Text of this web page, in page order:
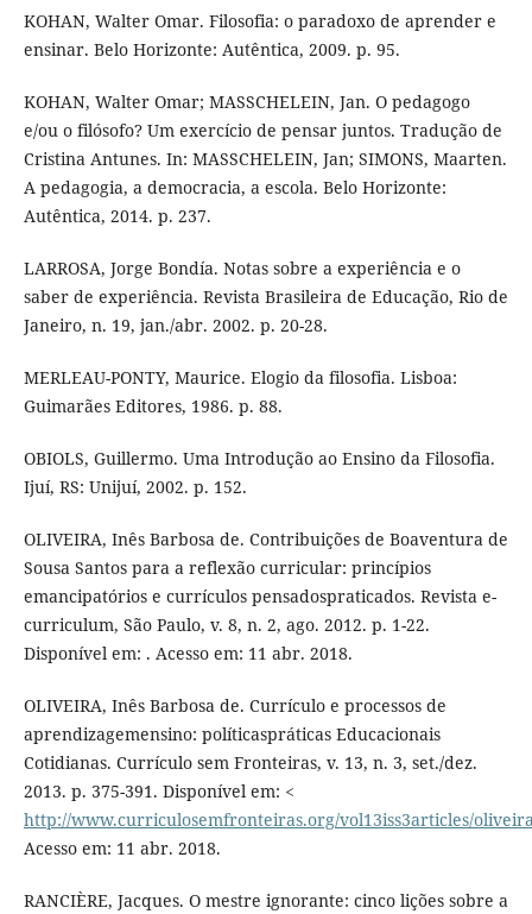
KOHAN, Walter Omar. Filosofia: o paradoxo de aprender e
ensinar. Belo Horizonte: Autêntica, 2009. p. 95.
KOHAN, Walter Omar; MASSCHELEIN, Jan. O pedagogo
e/ou o filósofo? Um exercício de pensar juntos. Tradução de
Cristina Antunes. In: MASSCHELEIN, Jan; SIMONS, Maarten.
A pedagogia, a democracia, a escola. Belo Horizonte:
Autêntica, 2014. p. 237.
LARROSA, Jorge Bondía. Notas sobre a experiência e o
saber de experiência. Revista Brasileira de Educação, Rio de
Janeiro, n. 19, jan./abr. 2002. p. 20-28.
MERLEAU-PONTY, Maurice. Elogio da filosofia. Lisboa:
Guimarães Editores, 1986. p. 88.
OBIOLS, Guillermo. Uma Introdução ao Ensino da Filosofia.
Ijuí, RS: Unijuí, 2002. p. 152.
OLIVEIRA, Inês Barbosa de. Contribuições de Boaventura de
Sousa Santos para a reflexão curricular: princípios
emancipatórios e currículos pensadospraticados. Revista e-
curriculum, São Paulo, v. 8, n. 2, ago. 2012. p. 1-22.
Disponível em: . Acesso em: 11 abr. 2018.
OLIVEIRA, Inês Barbosa de. Currículo e processos de
aprendizagemensino: políticaspráticas Educacionais
Cotidianas. Currículo sem Fronteiras, v. 13, n. 3, set./dez.
2013. p. 375-391. Disponível em: <
http://www.curriculosemfronteiras.org/vol13iss3articles/
Acesso em: 11 abr. 2018.
RANCIÈRE, Jacques. O mestre ignorante: cinco lições sobre a